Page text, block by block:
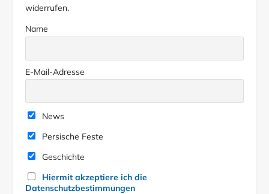
widerrufen.
Name
E-Mail-Adresse
News
Persische Feste
Geschichte
Hiermit akzeptiere ich die
Datenschutzbestimmungen